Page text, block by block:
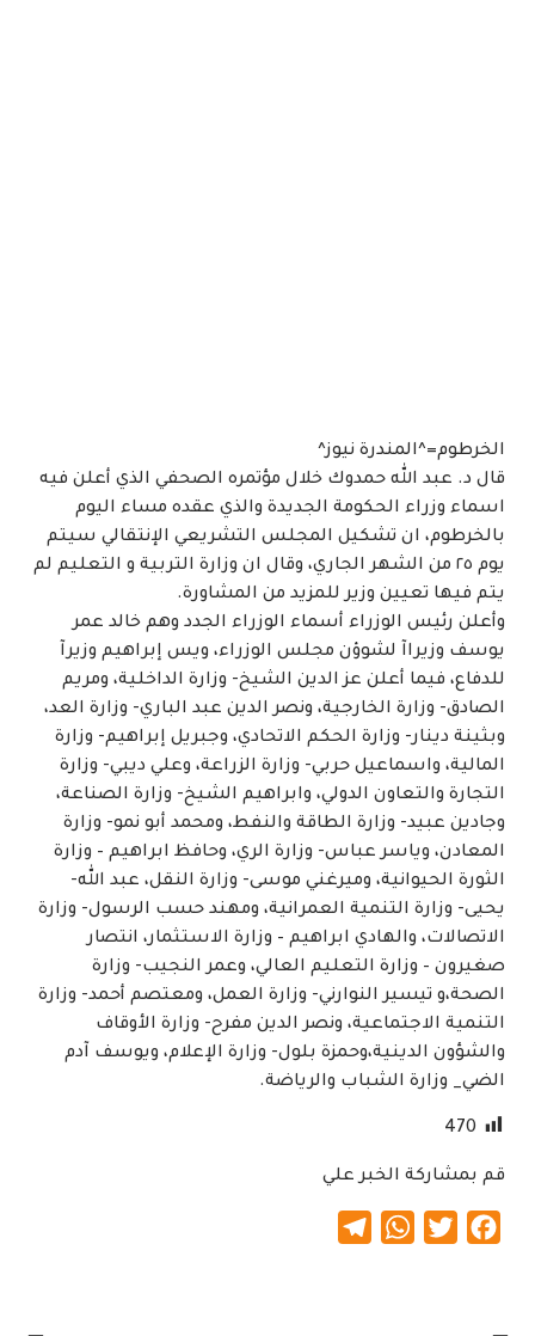
الخرطوم=^المندرة نيوز^
قال د. عبد الله حمدوك خلال مؤتمره الصحفي الذي أعلن فيه
اسماء وزراء الحكومة الجديدة والذي عقده مساء اليوم
بالخرطوم، ان تشكيل المجلس التشريعي الإنتقالي سيتم
يوم ٢٥ من الشهر الجاري، وقال ان وزارة التربية و التعليم لم
يتم فيها تعيين وزير للمزيد من المشاورة.
وأعلن رئيس الوزراء أسماء الوزراء الجدد وهم خالد عمر
يوسف وزيراآ لشوؤن مجلس الوزراء، ويس إبراهيم وزيرآ
للدفاع، فيما أعلن عز الدين الشيخ- وزارة الداخلية، ومريم
الصادق- وزارة الخارجية، ونصر الدين عبد الباري- وزارة العد،
وبثينة دينار- وزارة الحكم الاتحادي، وجبريل إبراهيم- وزارة
المالية، واسماعيل حربي- وزارة الزراعة، وعلي ديبي- وزارة
التجارة والتعاون الدولي، وابراهيم الشيخ- وزارة الصناعة،
وجادين عبيد- وزارة الطاقة والنفط، ومحمد أبو نمو- وزارة
المعادن، وياسر عباس- وزارة الري، وحافظ ابراهيم – وزارة
الثورة الحيوانية، وميرغني موسى- وزارة النقل، عبد الله-
يحيى- وزارة التنمية العمرانية، ومهند حسب الرسول- وزارة
الاتصالات، والهادي ابراهيم – وزارة الاستثمار، انتصار
صغيرون – وزارة التعليم العالي، وعمر النجيب- وزارة
الصحة،و تيسير النوارني- وزارة العمل، ومعتصم أحمد- وزارة
التنمية الاجتماعية، ونصر الدين مفرح- وزارة الأوقاف
والشؤون الدينية،وحمزة بلول- وزارة الإعلام، ويوسف آدم
الضي_ وزارة الشباب والرياضة.
470
قم بمشاركة الخبر علي
Facebook
Twitter
WhatsApp